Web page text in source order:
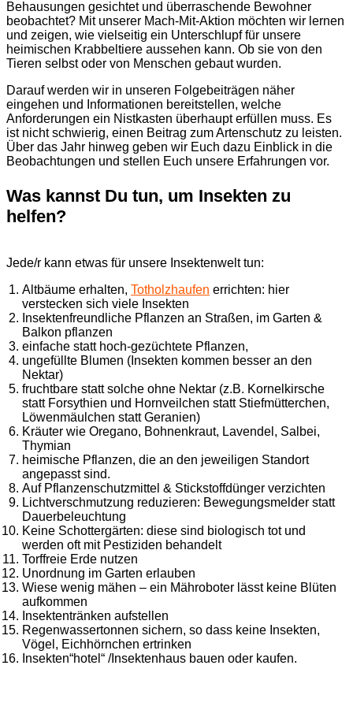
Behausungen gesichtet und überraschende Bewohner
beobachtet? Mit unserer Mach-Mit-Aktion möchten wir lernen
und zeigen, wie vielseitig ein Unterschlupf für unsere
heimischen Krabbeltiere aussehen kann. Ob sie von den
Tieren selbst oder von Menschen gebaut wurden.
Darauf werden wir in unseren Folgebeiträgen näher
eingehen und Informationen bereitstellen, welche
Anforderungen ein Nistkasten überhaupt erfüllen muss. Es
ist nicht schwierig, einen Beitrag zum Artenschutz zu leisten.
Über das Jahr hinweg geben wir Euch dazu Einblick in die
Beobachtungen und stellen Euch unsere Erfahrungen vor.
Was kannst Du tun, um Insekten zu
helfen?
Jede/r kann etwas für unsere Insektenwelt tun:
Altbäume erhalten, Totholzhaufen errichten: hier
verstecken sich viele Insekten
Insektenfreundliche Pflanzen an Straßen, im Garten &
Balkon pflanzen
einfache statt hoch-gezüchtete Pflanzen,
ungefüllte Blumen (Insekten kommen besser an den
Nektar)
fruchtbare statt solche ohne Nektar (z.B. Kornelkirsche
statt Forsythien und Hornveilchen statt Stiefmütterchen,
Löwenmäulchen statt Geranien)
Kräuter wie Oregano, Bohnenkraut, Lavendel, Salbei,
Thymian
heimische Pflanzen, die an den jeweiligen Standort
angepasst sind.
Auf Pflanzenschutzmittel & Stickstoffdünger verzichten
Lichtverschmutzung reduzieren: Bewegungsmelder statt
Dauerbeleuchtung
Keine Schottergärten: diese sind biologisch tot und
werden oft mit Pestiziden behandelt
Torffreie Erde nutzen
Unordnung im Garten erlauben
Wiese wenig mähen – ein Mähroboter lässt keine Blüten
aufkommen
Insektentränken aufstellen
Regenwassertonnen sichern, so dass keine Insekten,
Vögel, Eichhörnchen ertrinken
Insekten“hotel“ /Insektenhaus bauen oder kaufen.